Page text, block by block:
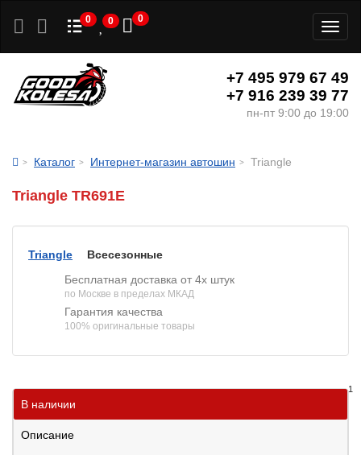
0 0 0
+7 495 979 67 49
+7 916 239 39 77
пн-пт 9:00 до 19:00
Каталог Интернет-магазин автошин Triangle
Triangle TR691E
Triangle
Всесезонные
Бесплатная доставка от 4х штук
по Москве в пределах МКАД
Гарантия качества
100% оригинальные товары
В наличии
1
Описание